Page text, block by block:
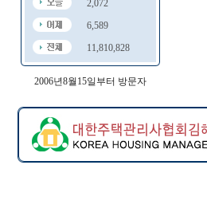
2,072
6,589
11,810,828
2006년8월15일부터 방문자